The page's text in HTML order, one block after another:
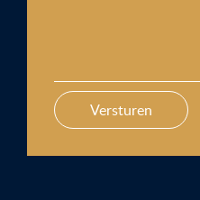
Versturen